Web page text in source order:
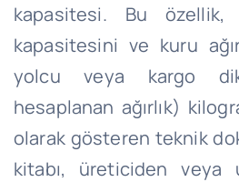
kapasitesi. Bu özellik,
kapasitesini ve kuru
yolcu veya kargo
hesaplanan ağırlık)
olarak gösteren teknik
kitabı, üreticiden veya